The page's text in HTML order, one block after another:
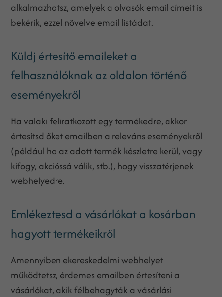
alkalmazhatsz, amelyek a olvasók email címeit is
bekérik, ezzel növelve email listádat.
Küldj értesítő emaileket a
felhasználóknak az oldalon történő
eseményekről
Ha valaki feliratkozott egy termékedre, akkor
értesítsd őket emailben a releváns eseményekről
(például ha az adott termék készletre kerül, vagy
kifogy, akcióssá válik, stb.), hogy visszatérjenek
webhelyedre.
Emlékeztesd a vásárlókat a kosárban
hagyott termékeikről
Amennyiben ekereskedelmi webhelyet
működtetsz, érdemes emailben értesíteni a
vásárlókat, akik félbehagyták a vásárlási